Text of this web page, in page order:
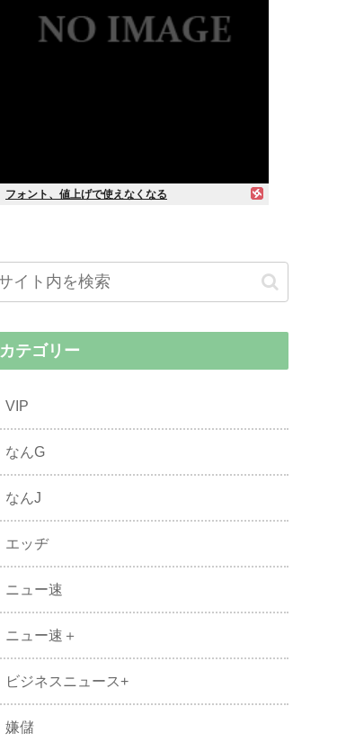
フォント、値上げで使えなくなる
カテゴリー
VIP
なんG
なんJ
エッヂ
ニュー速
ニュー速＋
ビジネスニュース+
嫌儲